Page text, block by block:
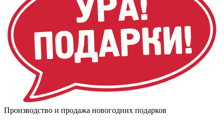
Производство и продажа новогодних подарков